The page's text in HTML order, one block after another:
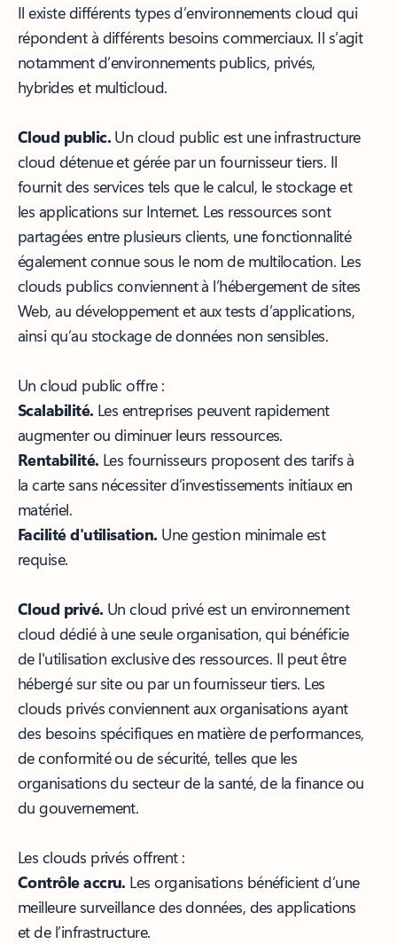
Il existe différents types d’environnements cloud qui
répondent à différents besoins commerciaux. Il s’agit
notamment d’environnements publics, privés,
hybrides et multicloud.
Cloud public.Un cloud public est une infrastructure
cloud détenue et gérée par un fournisseur tiers. Il
fournit des services tels que le calcul, le stockage et
les applications sur Internet. Les ressources sont
partagées entre plusieurs clients, une fonctionnalité
également connue sous le nom de multilocation. Les
clouds publics conviennent à l’hébergement de sites
Web, au développement et aux tests d’applications,
ainsi qu’au stockage de données non sensibles.
Un cloud public offre :
Scalabilité. Les entreprises peuvent rapidement
augmenter ou diminuer leurs ressources.
Rentabilité. Les fournisseurs proposent des tarifs à
la carte sans nécessiter d’investissements initiaux en
matériel.
Facilité d'utilisation. Une gestion minimale est
requise.
Cloud privé. Un cloud privé est un environnement
cloud dédié à une seule organisation, qui bénéficie
de l'utilisation exclusive des ressources. Il peut être
hébergé sur site ou par un fournisseur tiers. Les
clouds privés conviennent aux organisations ayant
des besoins spécifiques en matière de performances,
de conformité ou de sécurité, telles que les
organisations du secteur de la santé, de la finance ou
du gouvernement.
Les clouds privés offrent :
Contrôle accru. Les organisations bénéficient d’une
meilleure surveillance des données, des applications
et de l’infrastructure.